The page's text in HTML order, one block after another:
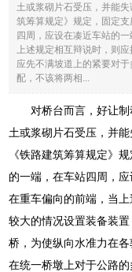
土或浆砌片石受压，并能
筑筹算规定》规定，固定
四周，应设在凑近车站的
上述规定相互辩说时，则
应先不满坡道上的紧要对
配，不该将两相...
对桥台而言，好让
土或浆砌片石受压，并
《铁路建筑筹算规定》
的一端，在车站四周，
在重车偏向的前端，当
较大的情况设置装备装
桥，为使纵向水准力在
在统一桥墩上对于公路